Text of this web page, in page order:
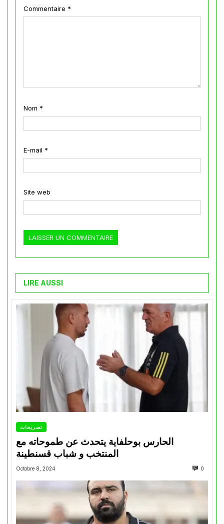
Commentaire *
Nom *
E-mail *
Site web
LIRE AUSSI
تصريحات
الحارس بوحلفاية يتحدث عن طموحاته مع
المنتخب و شباب قسنطينة
Octobre 8, 2024 0